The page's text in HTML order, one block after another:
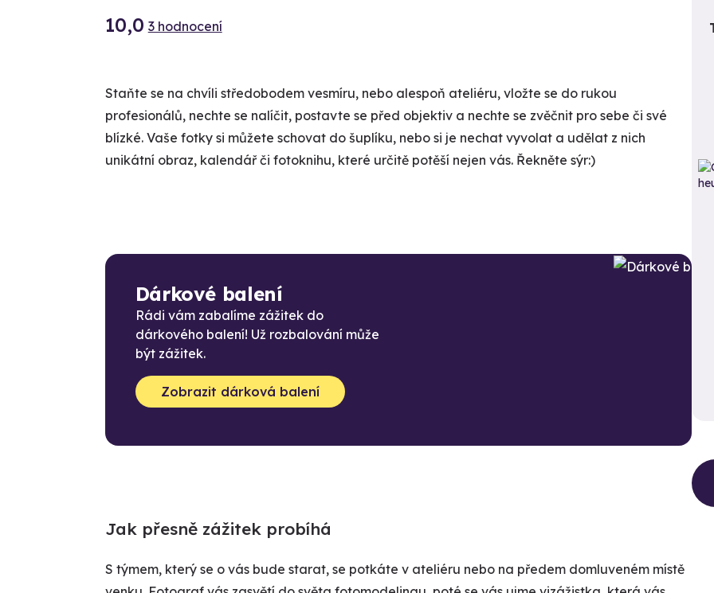
10,0 3 hodnocení
Staňte se na chvíli středobodem vesmíru, nebo alespoň ateliéru, vložte se do rukou
profesionálů, nechte se nalíčit, postavte se před objektiv a nechte se zvěčnit pro sebe či své
blízké. Vaše fotky si můžete schovat do šuplíku, nebo si je nechat vyvolat a udělat z nich
unikátní obraz, kalendář či fotoknihu, které určitě potěší nejen vás. Řekněte sýr:)
Dárkové balení
Rádi vám zabalíme zážitek do
dárkového balení! Už rozbalování může
být zážitek.
Zobrazit dárková balení
Jak přesně zážitek probíhá
S týmem, který se o vás bude starat, se potkáte v ateliéru nebo na předem domluveném místě